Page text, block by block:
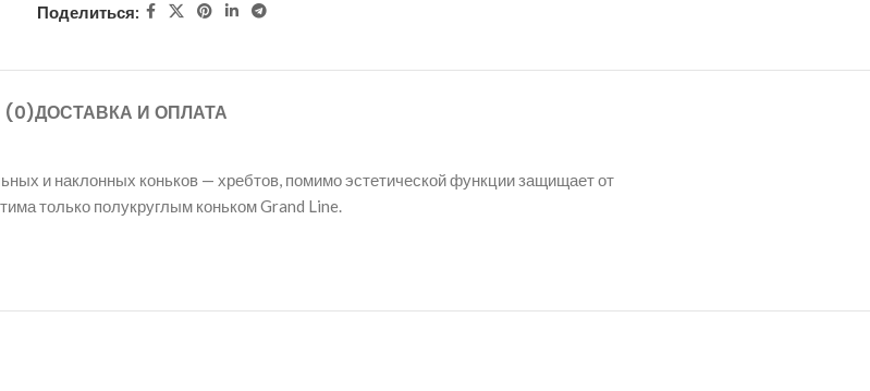
Поделиться:
(0)ДОСТАВКА И ОПЛАТА
и наклонных коньков — хребтов, помимо эстетической функции защищает от
только полукруглым коньком Grand Line.